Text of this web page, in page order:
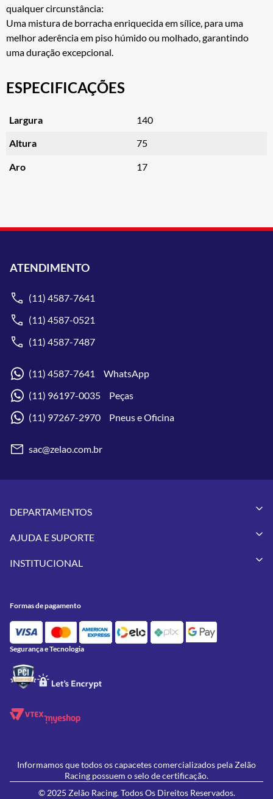
qualquer circunstância:
Uma mistura de borracha enriquecida em sílice, para uma
melhor aderência em piso húmido ou molhado, garantindo
uma duração excepcional.
ESPECIFICAÇÕES
Largura 140
Altura 75
Aro 17
ATENDIMENTO
(11) 4587-7641
(11) 4587-0521
(11) 4587-7487
(11) 4587-7641 WhatsApp
(11) 96197-0035 Peças
(11) 97267-2970 Pneus e Oficina
sac@zelao.com.br
DEPARTAMENTOS
Vestuários
Pneus
Utilidades
Feminino
Lançamentos
AJUDA E SUPORTE
Meus Pedidos
Política de Privacidade
Política de Campanhas e promoções
INSTITUCIONAL
Contato
Oficina/Serviços
Formas de pagamento
Segurança e Tecnologia
Informamos que todos os capacetes comercializados pela Zelão
Racing possuem o selo de certificação.
© 2025 Zelão Racing. Todos Os Direitos Reservados.